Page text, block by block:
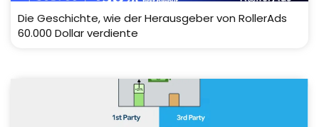
Die Geschichte, wie der Herausgeber von RollerAds
60.000 Dollar verdiente